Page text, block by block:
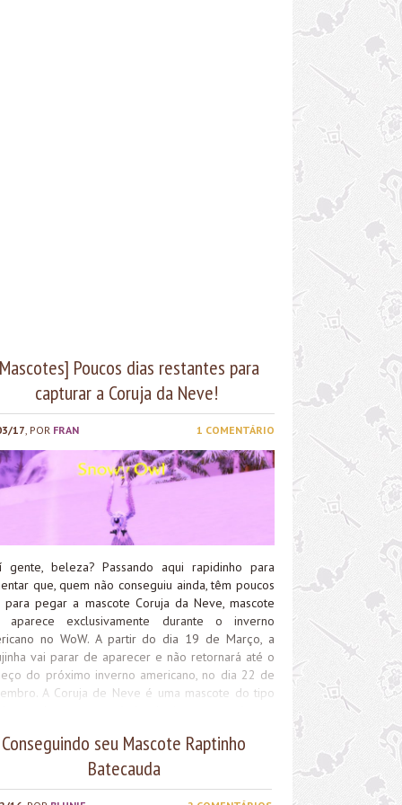
Poucos dias restantes para
capturar a Coruja da Neve!
17 , POR FRAN 1 COMENTÁRIO
gente, beleza? Passando aqui rapidinho para
que, quem não conseguiu ainda, têm poucos
para pegar a mascote Coruja da Neve, mascote
aparece exclusivamente durante o inverno
no WoW. A partir do dia 19 de Março, a
vai parar de aparecer e não retornará até o
do próximo inverno americano, no dia 22 de
A Coruja de Neve é uma mascote do tipo
a Coruja da Neve quanto o Guardinha Qiraji,
exclusiva do verão americano, são
Apenas um aviso rapidinho, para quem
Conseguindo seu Mascote Raptinho
Batecauda